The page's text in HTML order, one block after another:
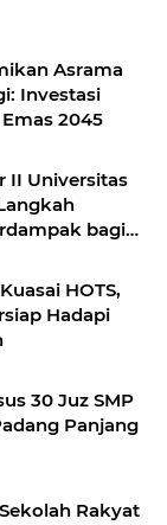
Asrama
Investasi
2045
II Universitas
bagi
HOTS,
Hadapi
30 Juz SMP
Panjang
Rakyat